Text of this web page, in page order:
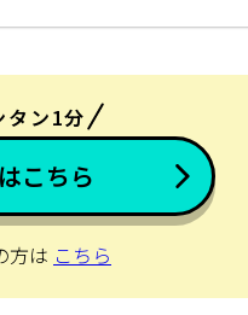
ン1分
こちら
方は こちら